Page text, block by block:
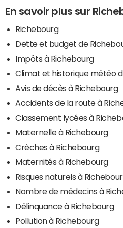
En savoir plus sur
Richebourg
Dette et budget de
Impôts à Richebourg
Climat et historique météo
Avis de décès à Richebourg
Accidents de la route à
Classement lycées à
Maternelle à Richebourg
Crèches à Richebourg
Maternités à Richebourg
Risques naturels à
Nombre de médecins à
Délinquance à Richebourg
Pollution à Richebourg